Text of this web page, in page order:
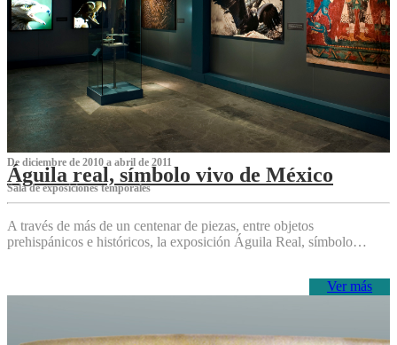
De diciembre de 2010 a abril de 2011
Águila real, símbolo vivo de México
Sala de exposiciones temporales
A través de más de un centenar de piezas, entre objetos
prehispánicos e históricos, la exposición Águila Real, símbolo…
Ver más